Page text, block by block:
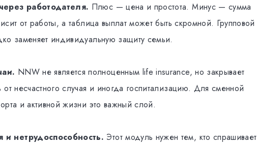
работодателя. Плюс — цена и простота. Минус — сумма
от работы, а таблица выплат может быть скромной. Групповой
заменяет индивидуальную защиту семьи.
NNW не является полноценным life insurance, но закрывает
несчастного случая и иногда госпитализацию. Для сменной
и активной жизни это важный слой.
нетрудоспособность. Этот модуль нужен тем, кто спрашивает